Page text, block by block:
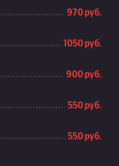
970 руб.
1050 руб.
900 руб.
550 руб.
550 руб.